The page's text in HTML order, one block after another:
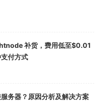
补货，费用低至$0.01
付方式
务器？原因分析及解决方案